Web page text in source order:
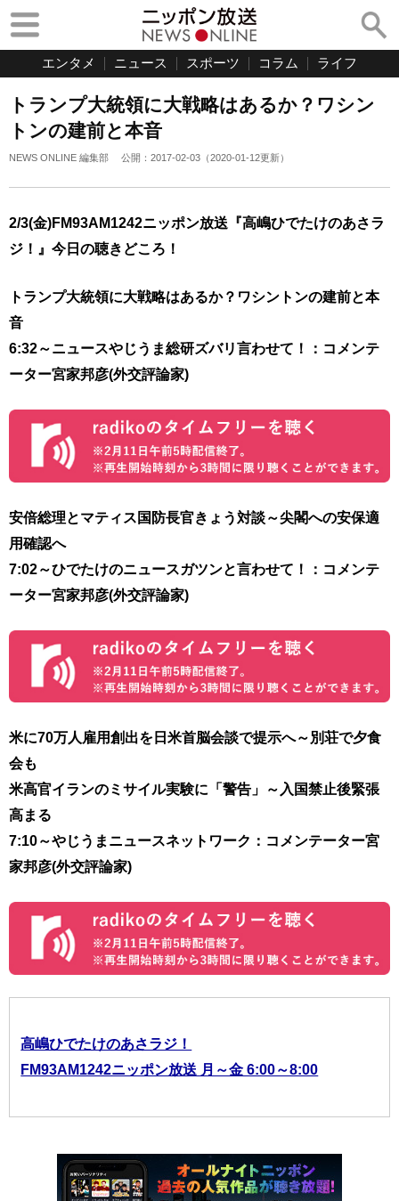
エンタメ ニュース スポーツ コラム ライフ
トランプ大統領に大戦略はあるか？ワシン
トンの建前と本音
NEWS ONLINE 編集部 公開： 2017-02-03 （2020-01-12更新）
2/3(金)FM93AM1242ニッポン放送『高嶋ひでたけのあさラ
ジ！』今日の聴きどころ！
トランプ大統領に大戦略はあるか？ワシントンの建前と本
音
6:32～ニュースやじうま総研ズバリ言わせて！：コメンテ
ーター宮家邦彦(外交評論家)
安倍総理とマティス国防長官きょう対談～尖閣への安保適
用確認へ
7:02～ひでたけのニュースガツンと言わせて！：コメンテ
ーター宮家邦彦(外交評論家)
米に70万人雇用創出を日米首脳会談で提示へ～別荘で夕食
会も
米高官イランのミサイル実験に「警告」～入国禁止後緊張
高まる
7:10～やじうまニュースネットワーク：コメンテーター宮
家邦彦(外交評論家)
高嶋ひでたけのあさラジ！
FM93AM1242ニッポン放送 月～金 6:00～8:00